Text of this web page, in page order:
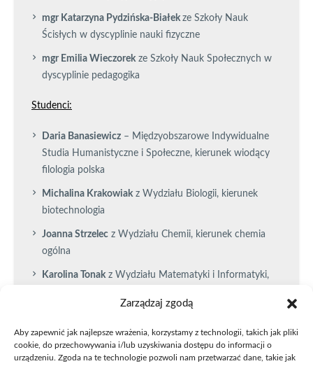
Zarządzaj zgodą
Aby zapewnić jak najlepsze wrażenia, korzystamy z technologii, takich jak pliki
cookie, do przechowywania i/lub uzyskiwania dostępu do informacji o
urządzeniu. Zgoda na te technologie pozwoli nam przetwarzać dane, takie jak
mgr Katarzyna Pydzińska-Białek ze Szkoły Nauk
Ścisłych w dyscyplinie nauki fizyczne
mgr Emilia Wieczorek ze Szkoły Nauk Społecznych w
dyscyplinie pedagogika
Studenci:
Daria Banasiewicz – Międzyobszarowe Indywidualne
Studia Humanistyczne i Społeczne, kierunek wiodący
filologia polska
Michalina Krakowiak z Wydziału Biologii, kierunek
biotechnologia
Joanna Strzelec z Wydziału Chemii, kierunek chemia
ogólna
Karolina Tonak z Wydziału Matematyki i Informatyki,
okres 9 miesięcy: